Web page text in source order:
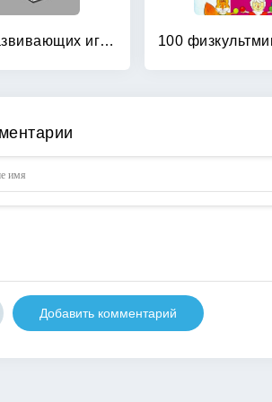
100 развивающих игр и упражнений от рождения до года